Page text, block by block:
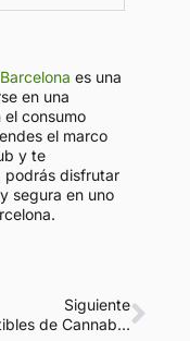
es una
en una
consumo
el marco
y te
podrás disfrutar
segura en uno
Siguiente
Comestibles de Cannabis en Barcelona: Leyes, seguridad y dónde encontrarlos